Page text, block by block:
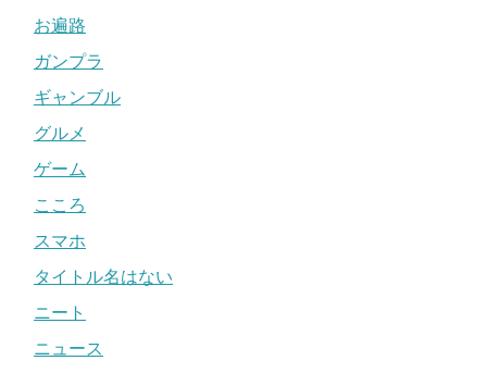
お遍路
ガンプラ
ギャンブル
グルメ
ゲーム
こころ
スマホ
タイトル名はない
ニート
ニュース